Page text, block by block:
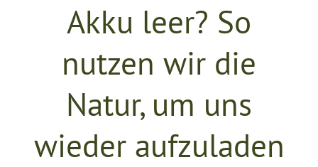
Akku leer? So
nutzen wir die
Natur, um uns
wieder aufzuladen